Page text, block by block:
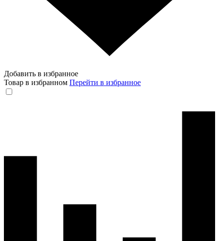
Добавить в избранное
Товар в избранном Перейти в избранное